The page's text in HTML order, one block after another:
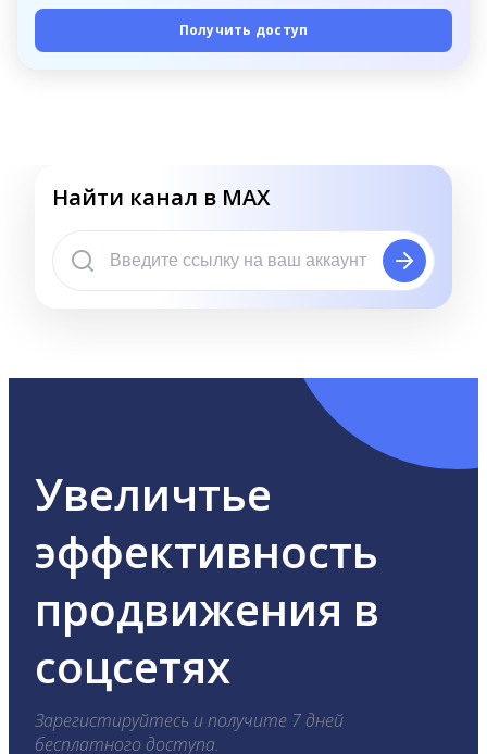
Получить доступ
Найти канал в MAX
Увеличтье
эффективность
продвижения в
соцсетях
Зарегистируйтесь и получите 7 дней
бесплатного доступа.